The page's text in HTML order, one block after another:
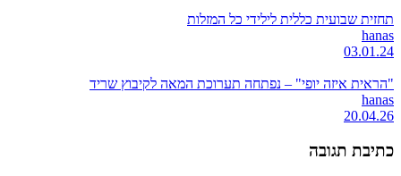
תחזית שבועית כללית לילידי כל המזלות
hanas
03.01.24
"הראית איזה יופי" – נפתחה תערוכת המאה לקיבוץ שריד
hanas
20.04.26
כתיבת תגובה